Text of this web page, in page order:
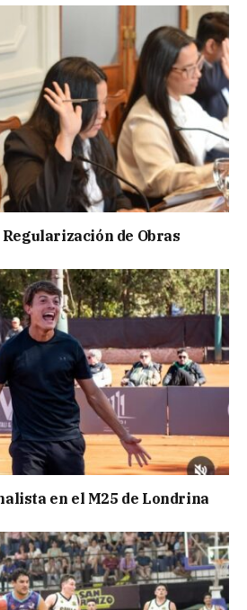
de Obras
en el M25 de Londrina